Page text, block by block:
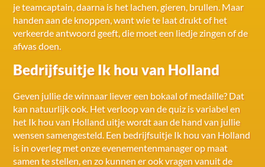
je teamcaptain, daarna is het lachen, gieren, brullen. Maar
handen aan de knoppen, want wie te laat drukt of het
verkeerde antwoord geeft, die moet een liedje zingen of de
afwas doen.
Bedrijfsuitje Ik hou van Holland
Geven jullie de winnaar liever een bokaal of medaille? Dat
kan natuurlijk ook. Het verloop van de quiz is variabel en
het Ik hou van Holland uitje wordt aan de hand van jullie
wensen samengesteld. Een bedrijfsuitje Ik hou van Holland
is in overleg met onze evenementenmanager op maat
samen te stellen, en zo kunnen er ook vragen vanuit de